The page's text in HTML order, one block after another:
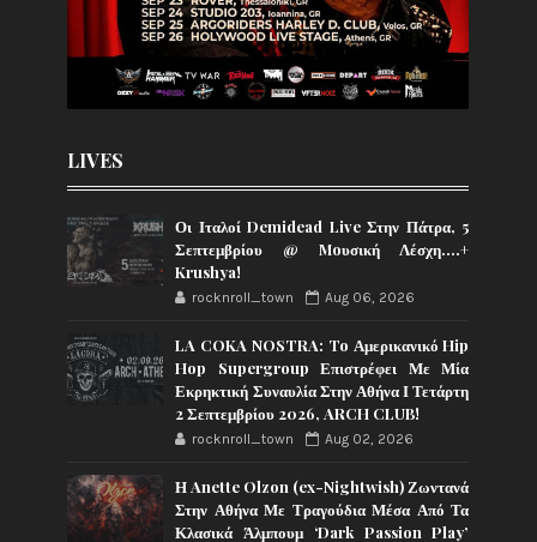
LIVES
Οι Ιταλοί Demidead Live Στην Πάτρα, 5
Σεπτεμβρίου @ Moυσική Λέσχη….+
Krushya!
rocknroll_town Aug 06, 2026
LA COKA NOSTRA: To Αμερικανικό Hip
Hop Supergroup Επιστρέφει Με Μία
Εκρηκτική Συναυλία Στην Αθήνα Ι Τετάρτη
2 Σεπτεμβρίου 2026, ARCH CLUB!
rocknroll_town Aug 02, 2026
Η Anette Olzon (ex-Nightwish) Ζωντανά
Στην Αθήνα Με Τραγούδια Μέσα Από Τα
Κλασικά Άλμπουμ ‘Dark Passion Play’